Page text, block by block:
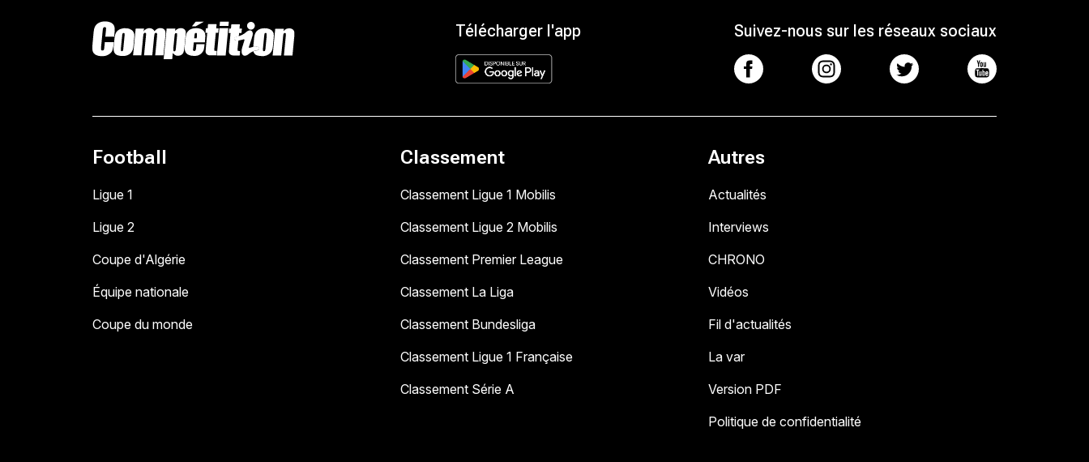
Télécharger l'app Suivez-nous sur les réseaux sociaux
Football
Ligue 1
Ligue 2
Coupe d'Algérie
Équipe nationale
Coupe du monde
Classement
Classement Ligue 1 Mobilis
Classement Ligue 2 Mobilis
Classement Premier League
Classement La Liga
Classement Bundesliga
Classement Ligue 1 Française
Classement Série A
Autres
Actualités
Interviews
CHRONO
Vidéos
Fil d'actualités
La var
Version PDF
Politique de confidentialité